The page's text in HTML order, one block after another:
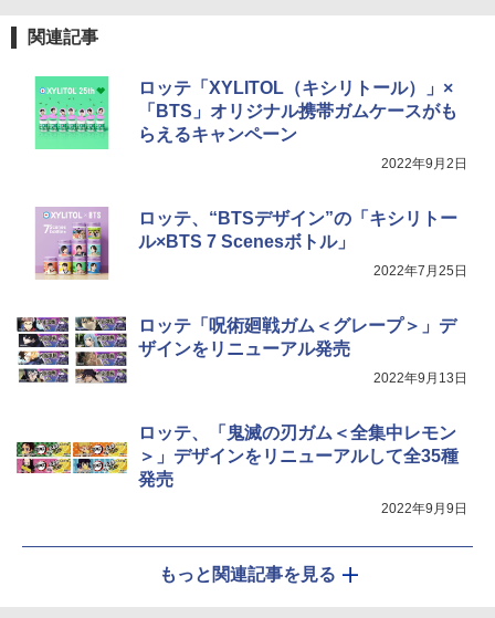
関連記事
ロッテ「XYLITOL（キシリトール）」×
「BTS」オリジナル携帯ガムケースがも
らえるキャンペーン
2022年9月2日
ロッテ、“BTSデザイン”の「キシリトー
ル×BTS 7 Scenesボトル」
2022年7月25日
ロッテ「呪術廻戦ガム＜グレープ＞」デ
ザインをリニューアル発売
2022年9月13日
ロッテ、「鬼滅の刃ガム＜全集中レモン
＞」デザインをリニューアルして全35種
発売
2022年9月9日
もっと関連記事を見る